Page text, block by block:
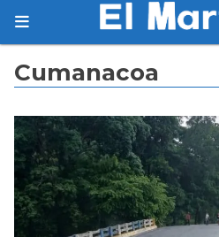
Cumanacoa
Suscríbete a nuestro